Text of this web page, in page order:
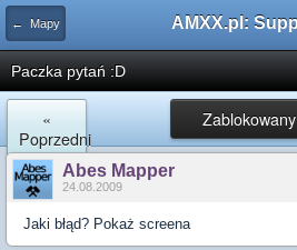
← Mapy
Paczka pytań :D
Zablokowany
«
Poprzedni
Abes Mapper
24.08.2009
Jaki błąd? Pokaż screena